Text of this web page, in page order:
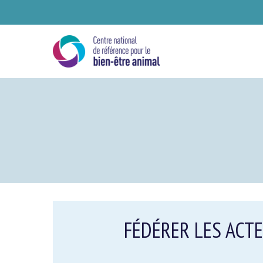
FÉDÉRER LES